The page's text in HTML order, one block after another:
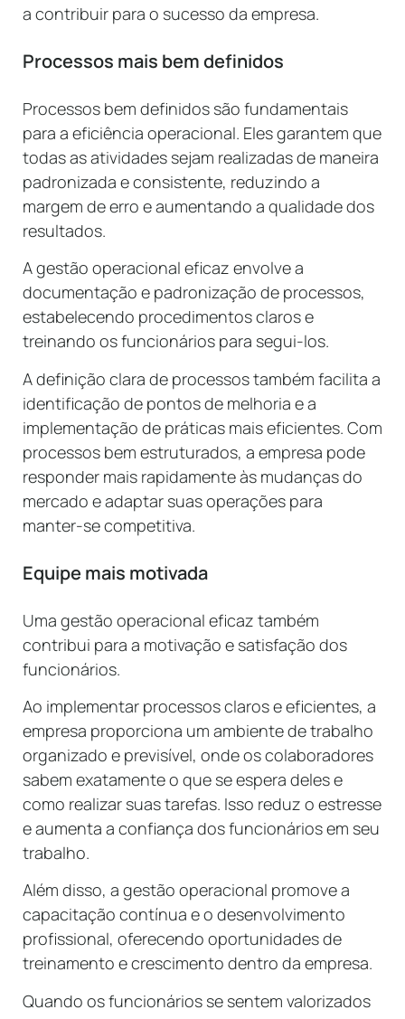
a contribuir para o sucesso da empresa.
Processos mais bem definidos
Processos bem definidos são fundamentais
para a eficiência operacional. Eles garantem que
todas as atividades sejam realizadas de maneira
padronizada e consistente, reduzindo a
margem de erro e aumentando a qualidade dos
resultados.
A gestão operacional eficaz envolve a
documentação e padronização de processos,
estabelecendo procedimentos claros e
treinando os funcionários para segui-los.
A definição clara de processos também facilita a
identificação de pontos de melhoria e a
implementação de práticas mais eficientes. Com
processos bem estruturados, a empresa pode
responder mais rapidamente às mudanças do
mercado e adaptar suas operações para
manter-se competitiva.
Equipe mais motivada
Uma gestão operacional eficaz também
contribui para a motivação e satisfação dos
funcionários.
Ao implementar processos claros e eficientes, a
empresa proporciona um ambiente de trabalho
organizado e previsível, onde os colaboradores
sabem exatamente o que se espera deles e
como realizar suas tarefas. Isso reduz o estresse
e aumenta a confiança dos funcionários em seu
trabalho.
Além disso, a gestão operacional promove a
capacitação contínua e o desenvolvimento
profissional, oferecendo oportunidades de
treinamento e crescimento dentro da empresa.
Quando os funcionários se sentem valorizados